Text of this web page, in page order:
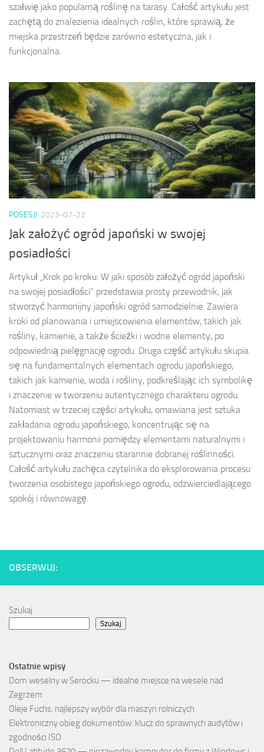
szałwię jako popularną roślinę na tarasy. Całość artykułu jest
zachętą do znalezienia idealnych roślin, które sprawią, że
miejska przestrzeń będzie zarówno estetyczna, jak i
funkcjonalna.
POSESJI 2023-07-22
Jak założyć ogród japoński w swojej
posiadłości
Artykuł „Krok po kroku: W jaki sposób założyć ogród japoński
na swojej posiadłości” przedstawia prosty przewodnik, jak
stworzyć harmonijny japoński ogród samodzielnie. Zawiera
kroki od planowania i umiejscowienia elementów, takich jak
rośliny, kamienie, a także ścieżki i wodne elementy, po
odpowiednią pielęgnację ogrodu. Druga część artykułu skupia
się na fundamentalnych elementach ogrodu japońskiego,
takich jak kamienie, woda i rośliny, podkreślając ich symbolikę
i znaczenie w tworzeniu autentycznego charakteru ogrodu.
Natomiast w trzeciej części artykułu, omawiana jest sztuka
zakładania ogrodu japońskiego, koncentrując się na
projektowaniu harmonii pomiędzy elementami naturalnymi i
sztucznymi oraz znaczeniu starannie dobranej roślinności.
Całość artykułu zachęca czytelnika do eksplorowania procesu
tworzenia osobistego japońskiego ogrodu, odzwierciedlającego
spokój i równowagę.
OBSERWUJ:
Szukaj
Szukaj
Ostatnie wpisy
Dom weselny w Serocku — idealne miejsce na wesele nad
Zegrzem
Oleje Fuchs: najlepszy wybór dla maszyn rolniczych
Elektroniczny obieg dokumentów: klucz do sprawnych audytów i
zgodności ISO